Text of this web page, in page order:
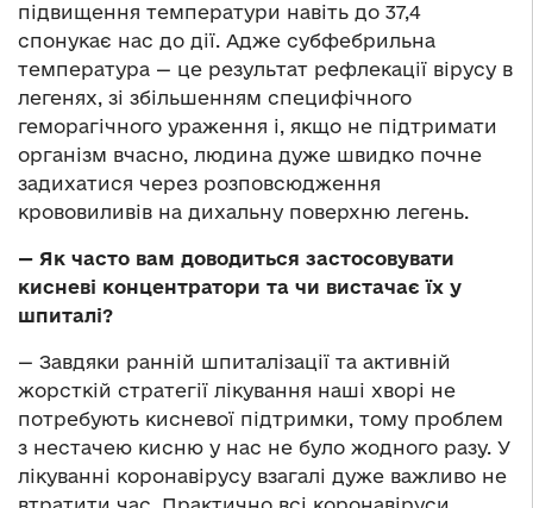
підвищення температури навіть до 37,4
спонукає нас до дії. Адже субфебрильна
температура — це результат рефлекації вірусу в
легенях, зі збільшенням специфічного
геморагічного ураження і, якщо не підтримати
організм вчасно, людина дуже швидко почне
задихатися через розповсюдження
крововиливів на дихальну поверхню легень.
— Як часто вам доводиться застосовувати
кисневі концентратори та чи вистачає їх у
шпиталі?
— Завдяки ранній шпиталізації та активній
жорсткій стратегії лікування наші хворі не
потребують кисневої підтримки, тому проблем
з нестачею кисню у нас не було жодного разу. У
лікуванні коронавірусу взагалі дуже важливо не